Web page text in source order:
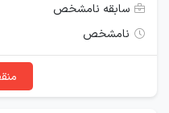
سابقه نامشخص
نامشخص